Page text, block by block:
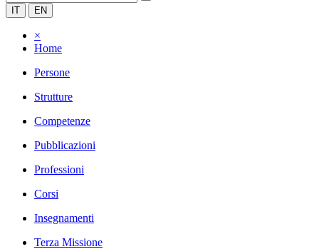
IT EN
×
Home
Persone
Strutture
Competenze
Pubblicazioni
Professioni
Corsi
Insegnamenti
Terza Missione